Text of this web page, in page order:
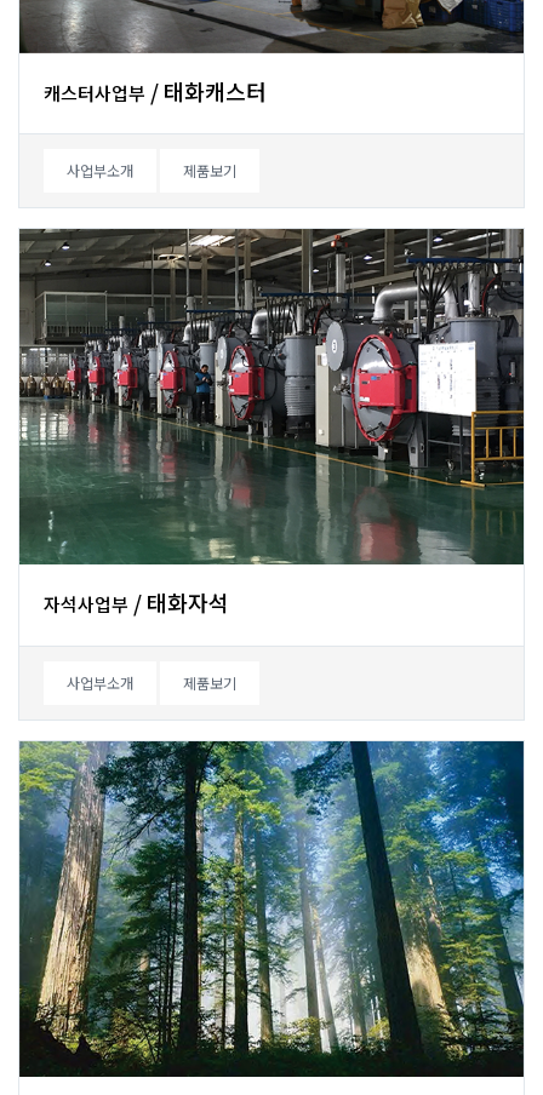
캐스터사업부 /태화캐스터
사업부소개 제품보기
자석사업부 /태화자석
사업부소개 제품보기